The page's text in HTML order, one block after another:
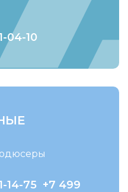
04-10
14-75 +7 499